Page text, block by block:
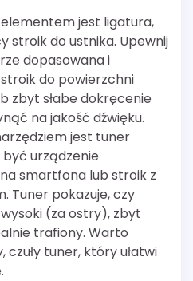
jest ligatura,
stroik do ustnika. Upewnij
dopasowana i
do powierzchni
zbyt słabe dokręcenie
na jakość dźwięku.
jest tuner
urządzenie
smartfona lub stroik z
Tuner pokazuje, czy
(za ostry), zbyt
trafiony. Warto
tuner, który ułatwi